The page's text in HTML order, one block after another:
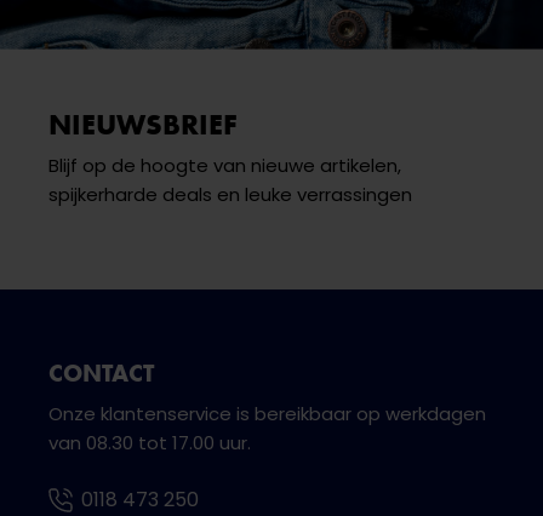
NIEUWSBRIEF
Blijf op de hoogte van nieuwe artikelen,
spijkerharde deals en leuke verrassingen
CONTACT
Onze klantenservice is bereikbaar op werkdagen
van 08.30 tot 17.00 uur.
0118 473 250